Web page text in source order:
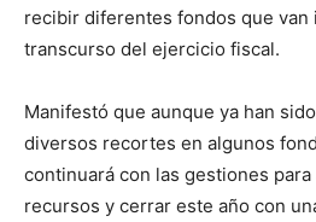
recibir diferentes fondos que van
transcurso del ejercicio fiscal.
Manifestó que aunque ya han
diversos recortes en algunos
continuará con las gestiones
recursos y cerrar este año con